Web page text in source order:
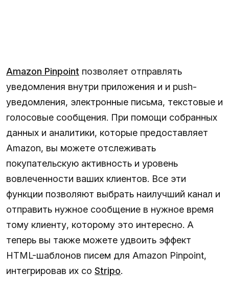
Amazon Pinpoint позволяет отправлять
уведомления внутри приложения и и push-
уведомления, электронные письма, текстовые и
голосовые сообщения. При помощи собранных
данных и аналитики, которые предоставляет
Amazon, вы можете отслеживать
покупательскую активность и уровень
вовлеченности ваших клиентов. Все эти
функции позволяют выбрать наилучший канал и
отправить нужное сообщение в нужное время
тому клиенту, которому это интересно. А
теперь вы также можете удвоить эффект
HTML-шаблонов писем для Amazon Pinpoint,
интегрировав их со Stripo.